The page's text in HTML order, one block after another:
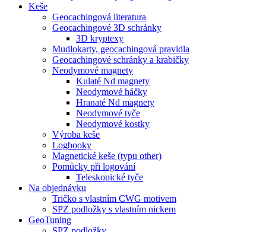
Keše
Geocachingová literatura
Geocachingové 3D schránky
3D kryptexy
Mudlokarty, geocachingová pravidla
Geocachingové schránky a krabičky
Neodymové magnety
Kulaté Nd magnety
Neodymové háčky
Hranaté Nd magnety
Neodymové tyče
Neodymové kostky
Výroba keše
Logbooky
Magnetické keše (typu other)
Pomůcky při logování
Teleskopické tyče
Na objednávku
Tričko s vlastním CWG motivem
SPZ podložky s vlastním nickem
GeoTuning